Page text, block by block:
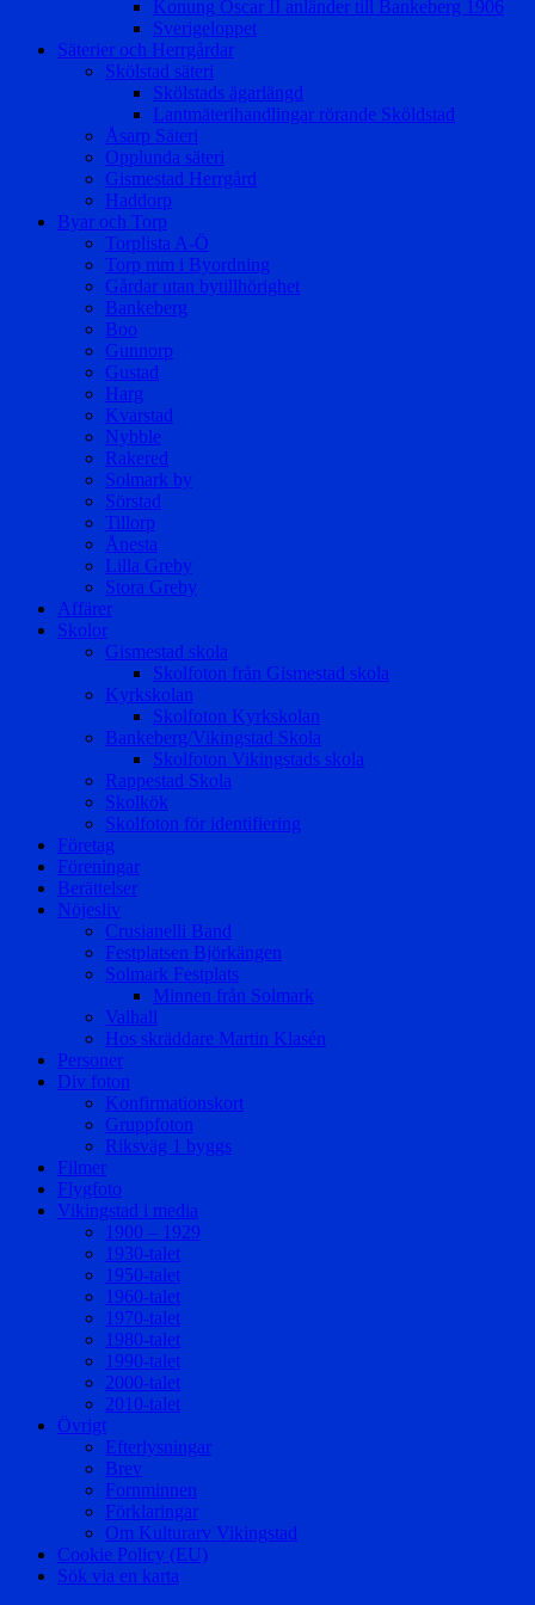
Konung Oscar II anländer till Bankeberg 1906
Sverigeloppet
Säterier och Herrgårdar
Skölstad säteri
Skölstads ägarlängd
Lantmäterihandlingar rörande Sköldstad
Åsarp Säteri
Opplunda säteri
Gismestad Herrgård
Haddorp
Byar och Torp
Torplista A-Ö
Torp mm i Byordning
Gårdar utan bytillhörighet
Bankeberg
Boo
Gunnorp
Gustad
Harg
Kvarstad
Nybble
Rakered
Solmark by
Sörstad
Tillorp
Ånesta
Lilla Greby
Stora Greby
Affärer
Skolor
Gismestad skola
Skolfoton från Gismestad skola
Kyrkskolan
Skolfoton Kyrkskolan
Bankeberg/Vikingstad Skola
Skolfoton Vikingstads skola
Rappestad Skola
Skolkök
Skolfoton för identifiering
Företag
Föreningar
Berättelser
Nöjesliv
Crusianelli Band
Festplatsen Björkängen
Solmark Festplats
Minnen från Solmark
Valhall
Hos skräddare Martin Klasén
Personer
Div foton
Konfirmationskort
Gruppfoton
Riksväg 1 byggs
Filmer
Flygfoto
Vikingstad i media
1900 – 1929
1930-talet
1950-talet
1960-talet
1970-talet
1980-talet
1990-talet
2000-talet
2010-talet
Övrigt
Efterlysningar
Brev
Fornminnen
Förklaringar
Om Kulturarv Vikingstad
Cookie Policy (EU)
Sök via en karta